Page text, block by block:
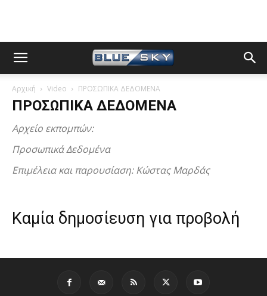
Αρχική Video ΠΡΟΣΩΠΙΚΑ ΔΕΔΟΜΕΝΑ
ΠΡΟΣΩΠΙΚΑ ΔΕΔΟΜΕΝΑ
Αρχείο εκπομπών:
Προσωπικά Δεδομένα
Επιμέλεια και παρουσίαση: Κώστας Μαρδάς
Καμία δημοσίευση για προβολή